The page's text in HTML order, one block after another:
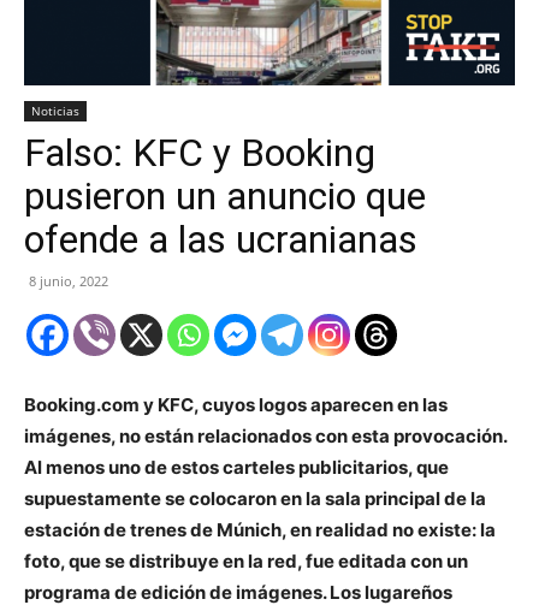
Noticias
Falso: KFC y Booking
pusieron un anuncio que
ofende a las ucranianas
8 junio, 2022
Booking.com y KFC, cuyos logos aparecen en las
imágenes, no están relacionados con esta provocación.
Al menos uno de estos carteles publicitarios, que
supuestamente se colocaron en la sala principal de la
estación de trenes de Múnich, en realidad no existe: la
foto, que se distribuye en la red, fue editada con un
programa de edición de imágenes. Los lugareños